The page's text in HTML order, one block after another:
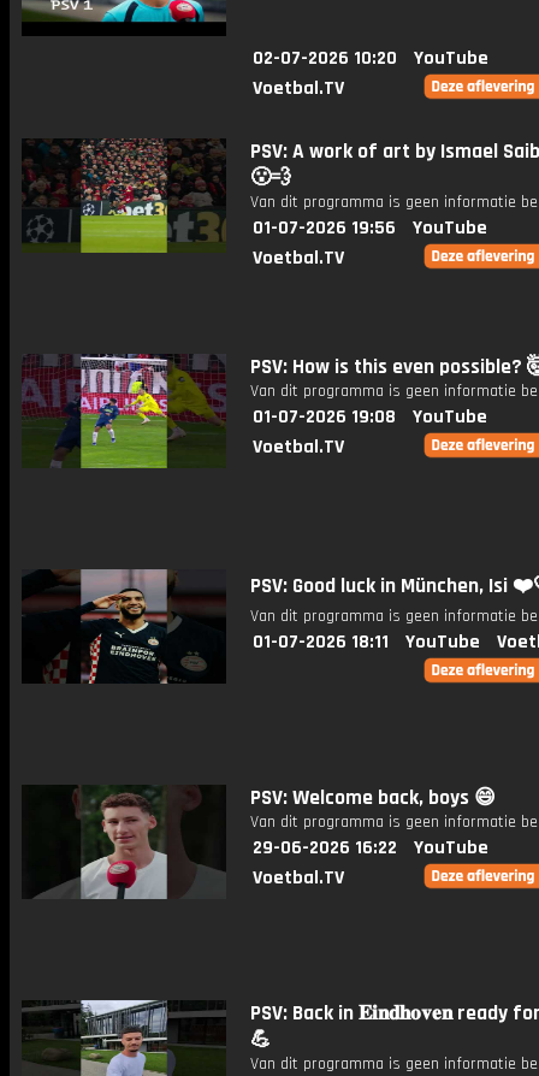
02-07-2026 10:20
YouTube
Voetbal.TV
PSV: A work of art by Ismael
😮‍💨
Van dit programma is geen informatie
01-07-2026 19:56
YouTube
Voetbal.TV
PSV: How is this even possible?
Van dit programma is geen informatie
01-07-2026 19:08
YouTube
Voetbal.TV
PSV: Good luck in München, Isi
Van dit programma is geen informatie
01-07-2026 18:11 YouTube
PSV: Welcome back, boys 😄
Van dit programma is geen informatie
29-06-2026 16:22
YouTube
Voetbal.TV
PSV: Back in 𝐄𝐢𝐧𝐝𝐡𝐨𝐯𝐞𝐧 ready
💪
Van dit programma is geen informatie